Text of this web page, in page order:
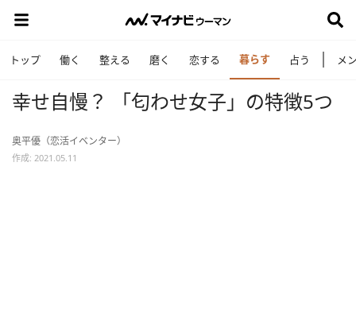
トップ 働く 整える 磨く 恋する 暮らす 占う メ
幸せ自慢？ 「匂わせ女子」の特徴5つ
奥平優（恋活イベンター）
作成: 2021.05.11